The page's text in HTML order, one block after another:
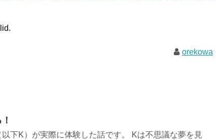
orekowa
下K）が実際に体験した話です。 Kは不思議な夢を見